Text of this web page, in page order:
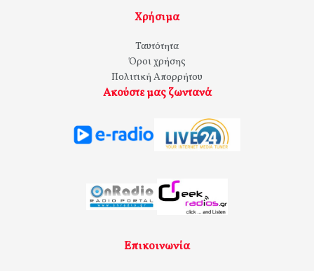
Χρήσιμα
Ταυτότητα
Όροι χρήσης
Πολιτική Απορρήτου
Ακούστε μας ζωντανά
Επικοινωνία